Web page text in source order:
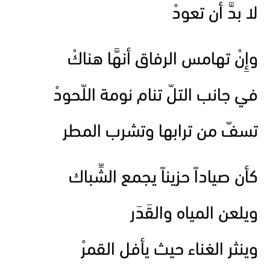
لا بدَّ أن تعودْ
وإِنْ تهامس الرفاق أنهَّا هناكْ
في جانب التلّ تنام نومة اللّحودْ
تسفّ من ترابها وتشرب المطر
كأن صياداً حزيناً يجمع الشِّباك
ويلعن المياه والقَدَر
وينثر الغناء حيث يأفل القمرْ